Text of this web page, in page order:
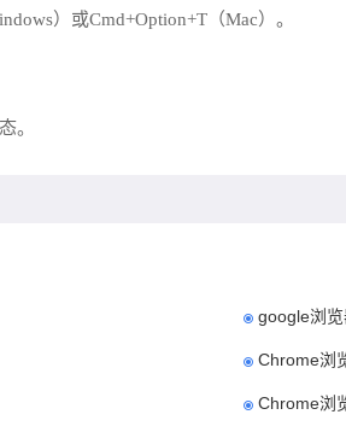
）或Cmd+Option+T（Mac）。
。
google浏
Chrome浏
Chrome浏